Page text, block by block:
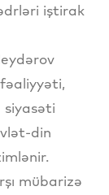
iştirak
siyasəti
din
mübarizə